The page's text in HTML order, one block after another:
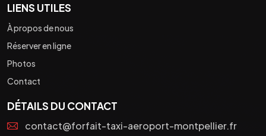
LIENS UTILES
À propos de nous
Réserver en ligne
Photos
Contact
DÉTAILS DU CONTACT
contact@forfait-taxi-aeroport-montpellier.fr